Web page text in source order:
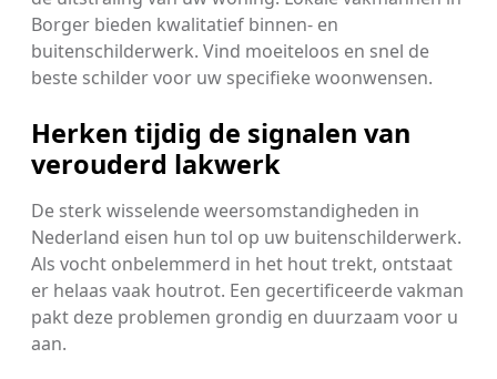
Borger bieden kwalitatief binnen- en
buitenschilderwerk. Vind moeiteloos en snel de
beste schilder voor uw specifieke woonwensen.
Herken tijdig de signalen van
verouderd lakwerk
De sterk wisselende weersomstandigheden in
Nederland eisen hun tol op uw buitenschilderwerk.
Als vocht onbelemmerd in het hout trekt, ontstaat
er helaas vaak houtrot. Een gecertificeerde vakman
pakt deze problemen grondig en duurzaam voor u
aan.